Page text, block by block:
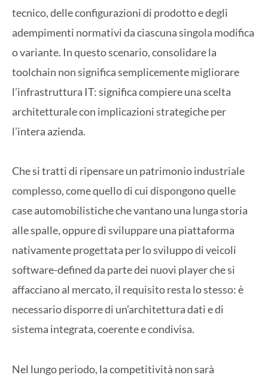
tecnico, delle configurazioni di prodotto e degli
adempimenti normativi da ciascuna singola modifica
o variante. In questo scenario, consolidare la
toolchain non significa semplicemente migliorare
l’infrastruttura IT: significa compiere una scelta
architetturale con implicazioni strategiche per
l’intera azienda.
Che si tratti di ripensare un patrimonio industriale
complesso, come quello di cui dispongono quelle
case automobilistiche che vantano una lunga storia
alle spalle, oppure di sviluppare una piattaforma
nativamente progettata per lo sviluppo di veicoli
software-defined da parte dei nuovi player che si
affacciano al mercato, il requisito resta lo stesso: è
necessario disporre di un’architettura dati e di
sistema integrata, coerente e condivisa.
Nel lungo periodo, la competitività non sarà